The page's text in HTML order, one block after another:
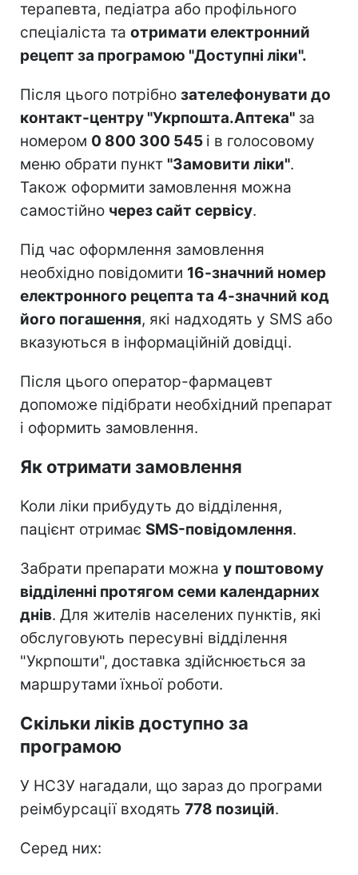
терапевта, педіатра або профільного
спеціаліста та отримати електронний
рецепт за програмою "Доступні ліки".
Після цього потрібно зателефонувати до
контакт-центру "Укрпошта.Аптека" за
номером 0 800 300 545 і в голосовому
меню обрати пункт "Замовити ліки".
Також оформити замовлення можна
самостійно через сайт сервісу.
Під час оформлення замовлення
необхідно повідомити 16-значний номер
електронного рецепта та 4-значний код
його погашення, які надходять у SMS або
вказуються в інформаційній довідці.
Після цього оператор-фармацевт
допоможе підібрати необхідний препарат
і оформить замовлення.
Як отримати замовлення
Коли ліки прибудуть до відділення,
пацієнт отримає SMS-повідомлення.
Забрати препарати можна у поштовому
відділенні протягом семи календарних
днів. Для жителів населених пунктів, які
обслуговують пересувні відділення
"Укрпошти", доставка здійснюється за
маршрутами їхньої роботи.
Скільки ліків доступно за
програмою
У НСЗУ нагадали, що зараз до програми
реімбурсації входять 778 позицій.
Серед них: